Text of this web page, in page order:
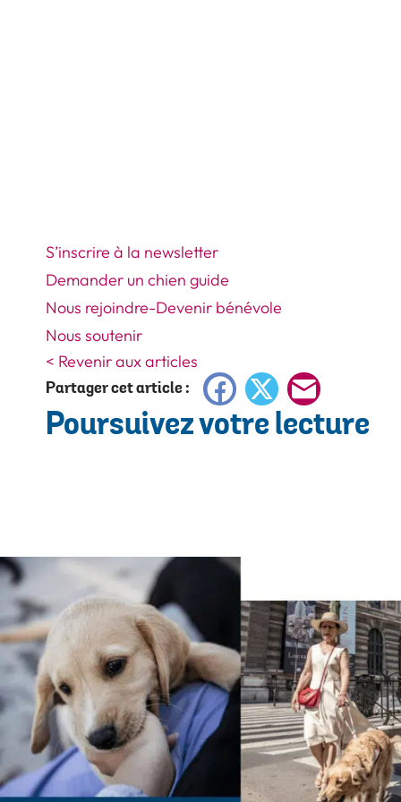
S’inscrire à la newsletter
Demander un chien guide
Nous rejoindre-Devenir bénévole
Nous soutenir
< Revenir aux articles
Partager cet article : Facebook
X
mail
Poursuivez votre lecture